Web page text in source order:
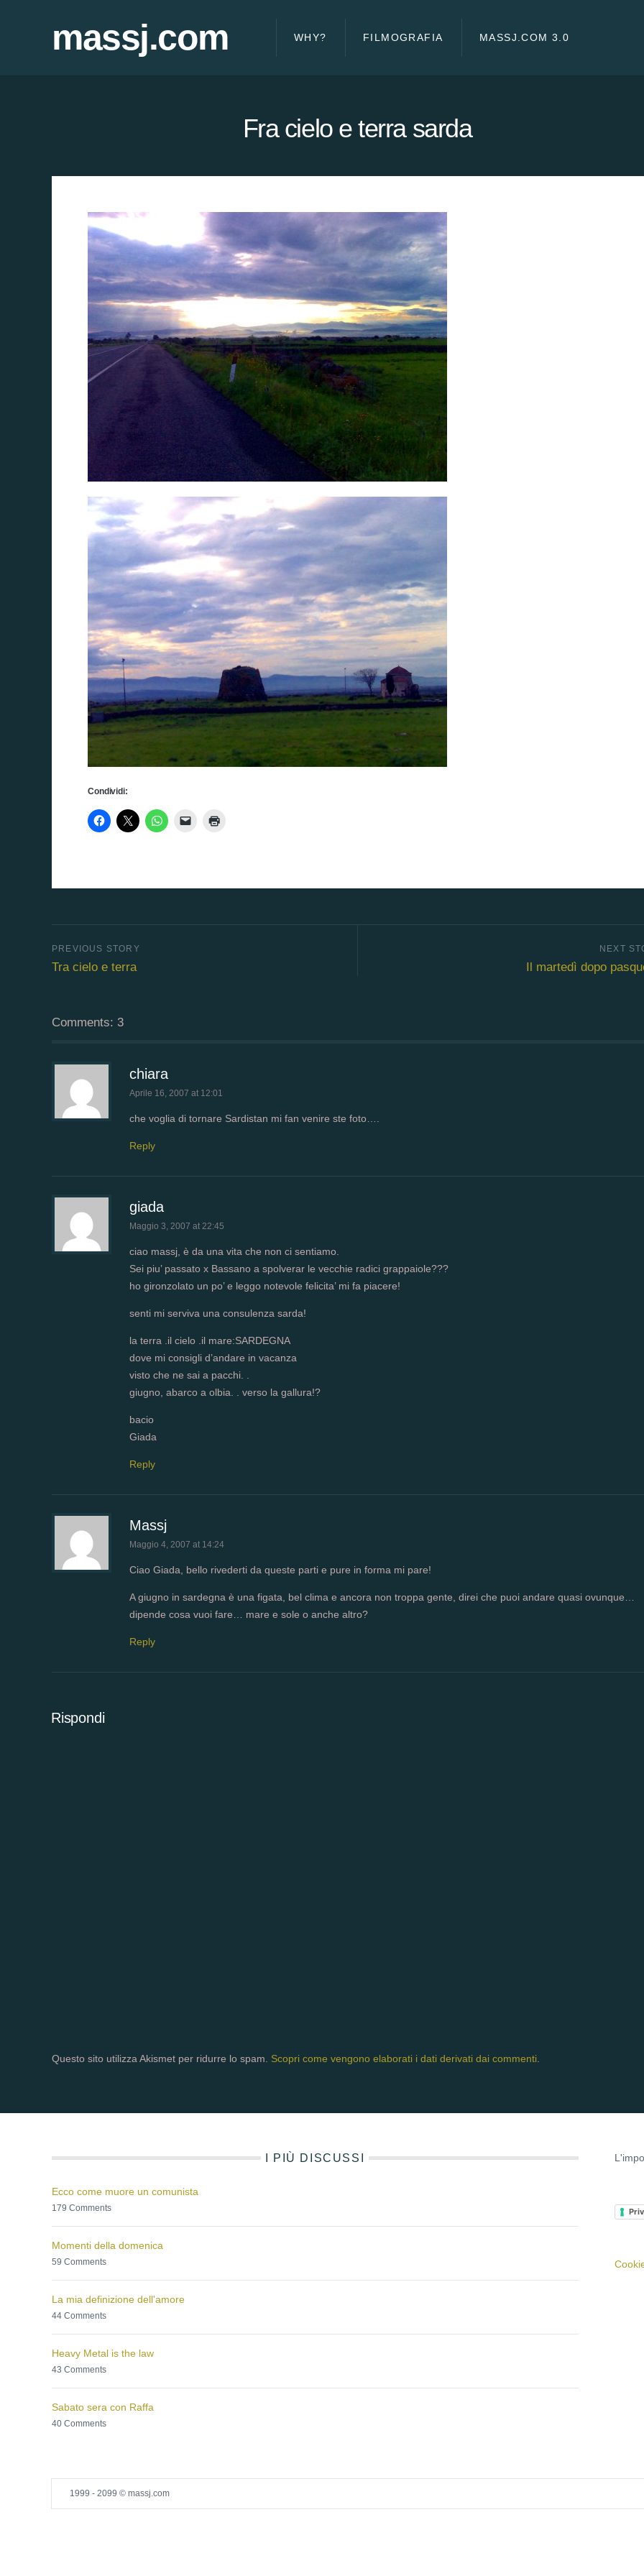
massj.com WHY? FILMOGRAFIA MASSJ.COM 3.0
Fra cielo e terra sarda
Condividi:
Tra cielo e terra Il martedì dopo
Comments: 3
chiara
Aprile 16, 2007 at 12:01
che voglia di tornare Sardistan mi fan venire ste foto….
Reply
giada
Maggio 3, 2007 at 22:45
ciao massj, è da una vita che non ci sentiamo.
Sei piu’ passato x Bassano a spolverar le vecchie radici grappaiole???
ho gironzolato un po’ e leggo notevole felicita’ mi fa piacere!
senti mi serviva una consulenza sarda!
la terra .il cielo .il mare:SARDEGNA
dove mi consigli d’andare in vacanza
visto che ne sai a pacchi. .
giugno, abarco a olbia. . verso la gallura!?
bacio
Giada
Reply
Massj
Maggio 4, 2007 at 14:24
Ciao Giada, bello rivederti da queste parti e pure in forma mi pare!
A giugno in sardegna è una figata, bel clima e ancora non troppa gente, direi che puoi andare quasi ovunque…
dipende cosa vuoi fare… mare e sole o anche altro?
Reply
Rispondi
Questo sito utilizza Akismet per ridurre lo spam. Scopri come vengono elaborati i dati derivati dai commenti
I PIÙ DISCUSSI
Ecco come muore un comunista
179 Comments
Momenti della domenica
59 Comments
La mia definizione dell'amore
44 Comments
Heavy Metal is the law
43 Comments
Sabato sera con Raffa
40 Comments
1999 - 2099 © massj.com